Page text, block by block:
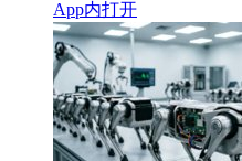
App内打开